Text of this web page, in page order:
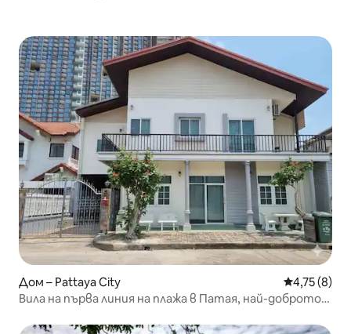
Дом – Pattaya City Средна
4,75 (8)
Вила на първа линия на плажа в Патая, най-доброто